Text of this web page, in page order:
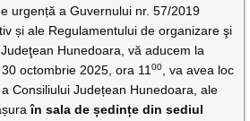
urgență a Guvernului nr. 57/2019
și ale Regulamentului de organizare şi
Hunedoara, vă aducem la
octombrie 2025, ora 1100
, va avea loc
Consiliului Județean Hunedoara, ale
în sala de ședințe din sediul